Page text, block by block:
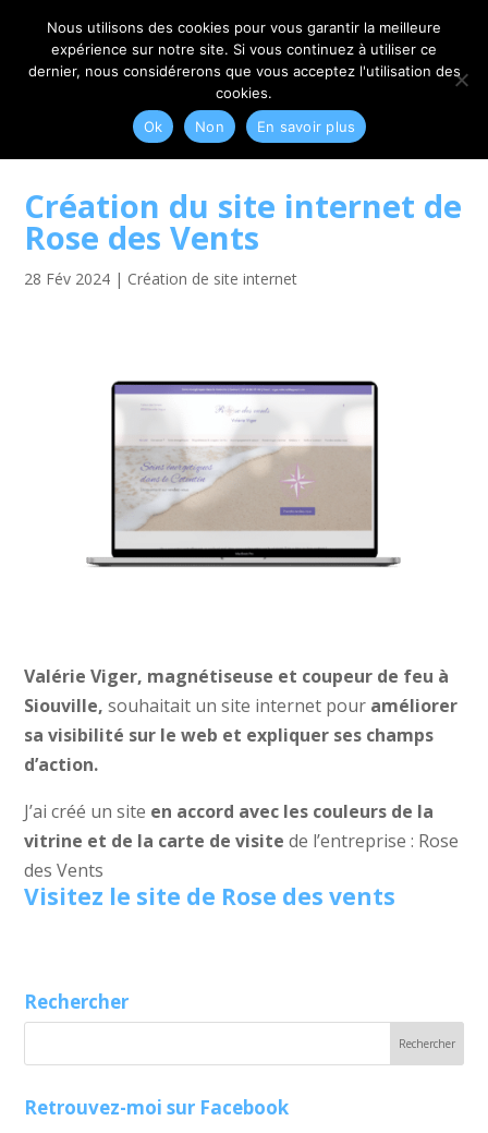
06 79 42 10 00 CONTACT@MYRIAM-CORBET.NET
Création du site internet de
Rose des Vents
28 Fév 2024 | Création de site internet
Valérie Viger, magnétiseuse et coupeur de feu à
Siouville,souhaitait un site internet pour améliorer
sa visibilité sur le web et expliquer ses champs
d’action.
J’ai créé un site en accord avec les couleurs de la
vitrine et de la carte de visite de l’entreprise : Rose
des Vents
Visitez le site de Rose des vents
Rechercher
Retrouvez-moi sur Facebook
Nous utilisons des cookies pour vous garantir la meilleure
expérience sur notre site. Si vous continuez à utiliser ce
dernier, nous considérerons que vous acceptez l'utilisation des
cookies.
Ok
Non En savoir plus